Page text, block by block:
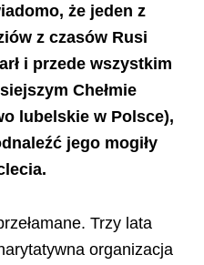
że jeden z
z czasów Rusi
i przede wszystkim
Chełmie
lubelskie w Polsce),
jego mogiły
Trzy lata
organizacja